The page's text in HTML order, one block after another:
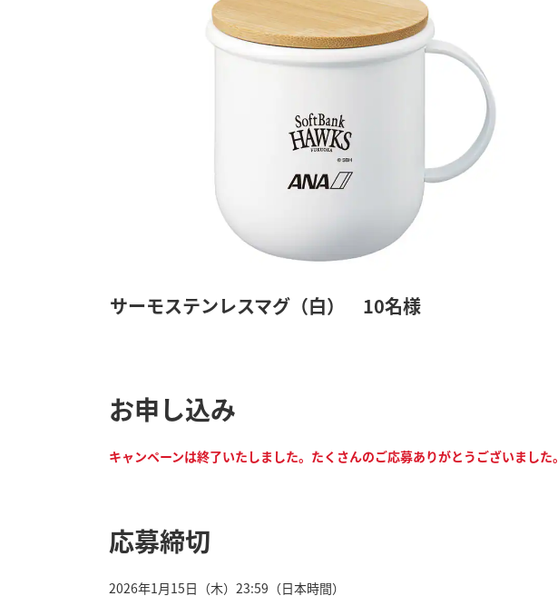
サーモステンレスマグ（白） 10名様
お申し込み
キャンペーンは終了いたしました。たくさんのご応募ありがとうございました。
応募締切
2026年1月15日（木）23:59（日本時間）